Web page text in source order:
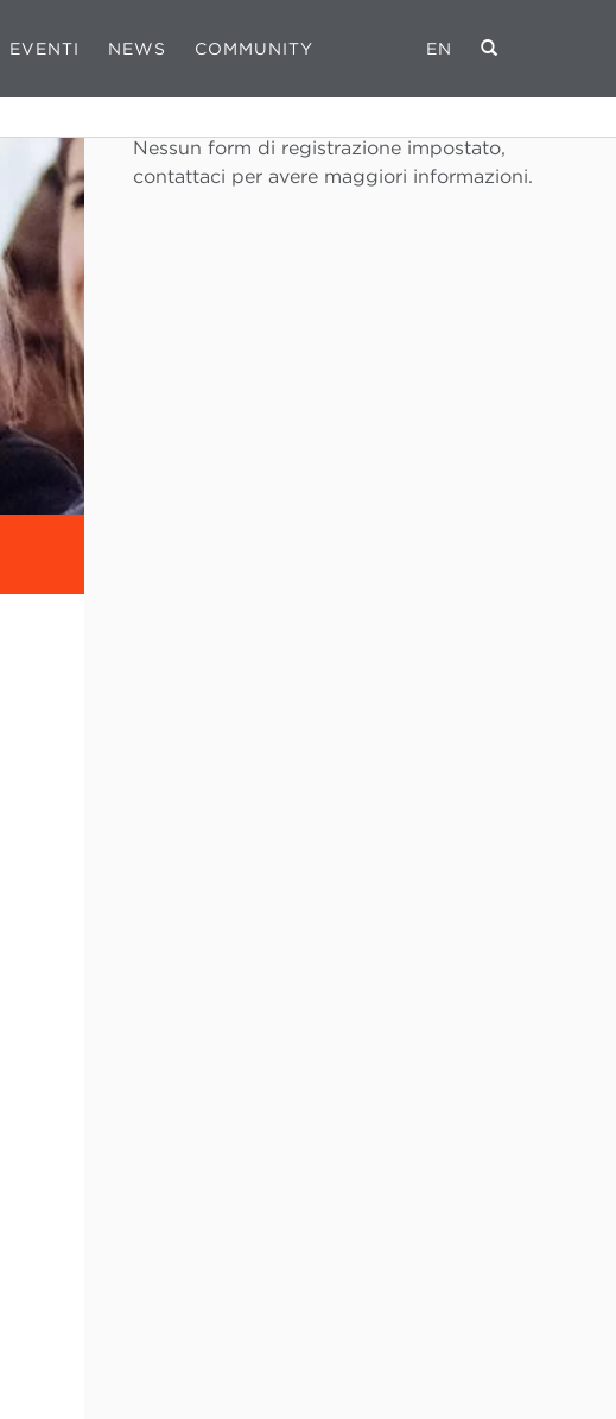
EVENTI NEWS COMMUNITY EN
Nessun form di registrazione impostato,
contattaci per avere maggiori informazioni.